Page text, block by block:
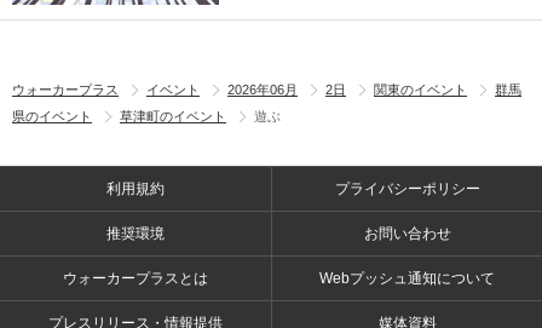
ウォーカープラス イベント 2026年06月 2日 関東のイベント
群馬
県のイベント
草津町のイベント 遊ぶ
利用規約 プライバシーポリシー
推奨環境 お問い合わせ
ウォーカープラスとは Webプッシュ通知について
プレスリリース・情報提供 媒体資料